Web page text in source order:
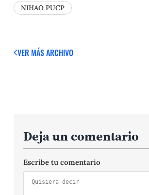
NIHAO PUCP
VER MÁSARCHIVO
Deja un comentario
Escribe tu comentario